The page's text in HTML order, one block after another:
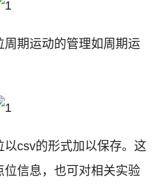
期运动的管理如周期运
csv的形式加以保存。这
信息，也可对相关实验